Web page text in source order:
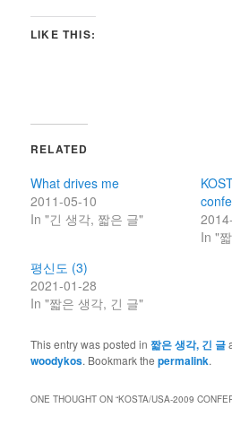
LIKE THIS:
RELATED
What drives me
2011-05-10
In "긴 생각, 짧은 글"
In "
평신도 (3)
2021-01-28
In "짧은 생각, 긴 글"
This entry was posted in짧은 생각, 긴 글
woodykos. Bookmark thepermalink.
ONE THOUGHT ON “KOSTA/USA-2009